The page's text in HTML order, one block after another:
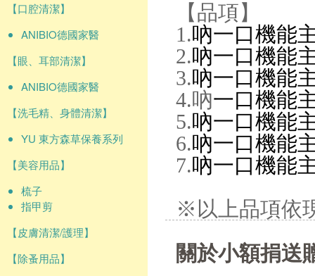
【口腔清潔】
ANIBIO德國家醫
【眼、耳部清潔】
ANIBIO德國家醫
【洗毛精、身體清潔】
YU 東方森草保養系列
【美容用品】
梳子
指甲剪
【皮膚清潔/護理】
【除蚤用品】
【品項】
1.吶一口機能
2.吶一口機能
3.吶一口機能
4.吶一口機能
5.吶一口機能
6.吶一口機能
7.吶一口機能
※以上品項依
關於小額捐送